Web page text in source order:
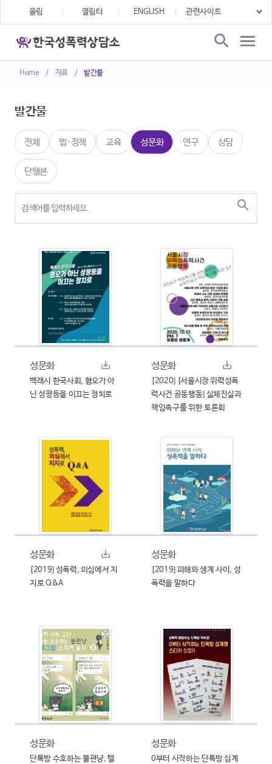
Home / 자료 / 발간물
울림 열림터 ENGLISH
발간물
전체 법·정책 교육 성문화 연구 상담
단행본
성문화
백래시 한국사회, 혐오가 아
닌 성평등을 이끄는 정치로
성문화
[2020] [서울시장 위력성폭
력사건 공동행동] 실체진실과
책임촉구를 위한 토론회
성문화
[2019] 성폭력, 의심에서 지
지로 Q&A
성문화
[2019] 피해와 생계 사이, 성
폭력을 말하다
성문화
단톡방 수호하는 불편냥, 텔
성문화
0부터 시작하는 단톡방 십계